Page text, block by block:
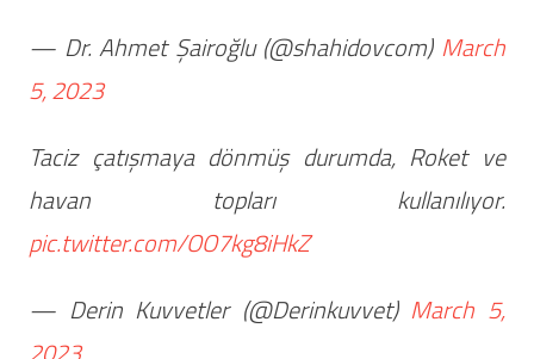
— Dr. Ahmet Şairoğlu (@shahidovcom) March
5, 2023
Taciz çatışmaya dönmüş durumda, Roket ve
havan topları kullanılıyor.
pic.twitter.com/OO7kg8iHkZ
— Derin Kuvvetler (@Derinkuvvet) March 5,